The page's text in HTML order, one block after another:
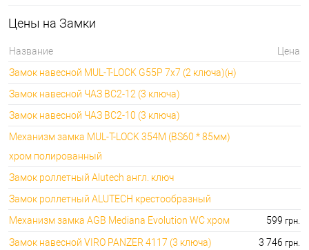
🔐Кодовые замки:
⭐Противопожарная
🔐Замки для ролетов:
🔑 самый дешевый: 600.00 грн. самый дорогой:
660.00 грн.
Цены на Замки
Название
Цена
Замок навесной MUL-T-LOCK G55P 7x7 (2 ключа)(н)
Замок навесной ЧАЗ ВС2-12 (3 ключа)
Замок навесной ЧАЗ ВС2-10 (3 ключа)
Механизм замка MUL-T-LOCK 354M (BS60 * 85мм)
хром полированный
Замок роллетный Alutech англ. ключ
Замок роллетный ALUTECH крестообразный
Механизм замка AGB Mediana Evolution WC хром
599 грн.
Замок навесной VIRO PANZER 4117 (3 ключа) 3 746 грн.